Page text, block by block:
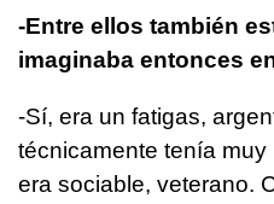
-Entre ellos también
imaginaba entonces
-Sí, era un fatigas,
técnicamente tenía
era sociable, veterano.